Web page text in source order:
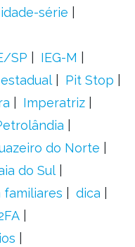
série
SP
IEG-M
Pit Stop
Imperatriz
do Norte
do Sul
familiares
dica